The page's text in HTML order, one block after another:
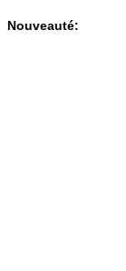
Nouveauté: